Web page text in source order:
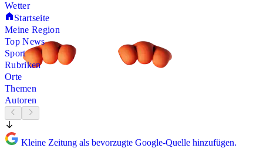
Wetter
Startseite
Meine Region
Top News
Sport
Rubriken
Orte
Themen
Autoren
Kleine Zeitung als bevorzugte Google-Quelle hinzufügen.